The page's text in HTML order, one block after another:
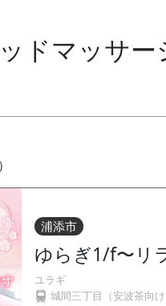
ドマッサ
浦添市
ゆらぎ1/f〜リ
ユラギ
城間三丁目（安波茶向